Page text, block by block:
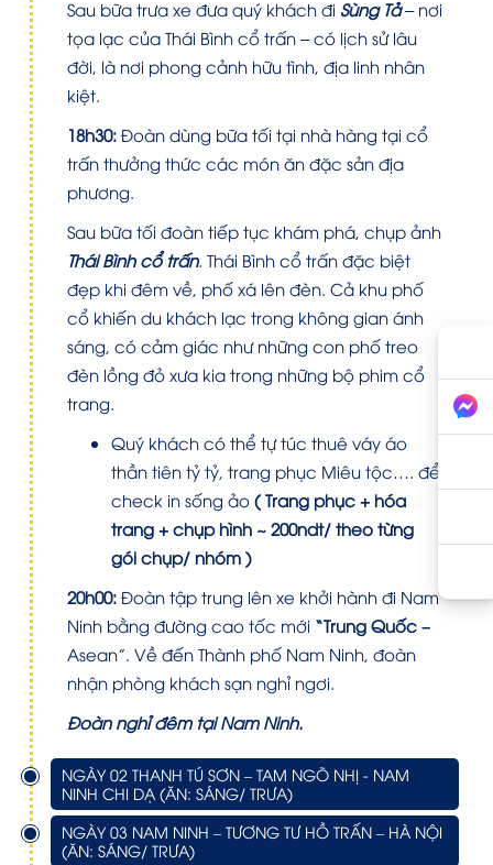
Sau bữa trưa xe đưa quý khách đi Sùng Tả– nơi
tọa lạc của Thái Bình cổ trấn – có lịch sử lâu
đời, là nơi phong cảnh hữu tình, địa linh nhân
kiệt.
18h30: Đoàn dùng bữa tối tại nhà hàng tại cổ
trấn thưởng thức các món ăn đặc sản địa
phương.
Sau bữa tối đoàn tiếp tục khám phá, chụp ảnh
Thái Bình cổ trấn. Thái Bình cổ trấn đặc biệt
đẹp khi đêm về, phố xá lên đèn. Cả khu phố
cổ khiến du khách lạc trong không gian ánh
sáng, có cảm giác như những con phố treo
đèn lồng đỏ xưa kia trong những bộ phim cổ
trang.
Quý khách có thể tự túc thuê váy áo
thần tiên tỷ tỷ, trang phục Miêu tộc…. để
check in sống ảo ( Trang phục + hóa
trang + chụp hình ~ 200ndt/ theo từng
gói chụp/ nhóm )
20h00: Đoàn tập trung lên xe khởi hành đi Nam
Ninh bằng đường cao tốc mới “Trung Quốc –
Asean”. Về đến Thành phố Nam Ninh, đoàn
nhận phòng khách sạn nghỉ ngơi.
Đoàn nghỉ đêm tại Nam Ninh.
NGÀY 02 THANH TÚ SƠN – TAM NGÕ NHỊ - NAM
NINH CHI DẠ (ĂN: SÁNG/ TRƯA)
NGÀY 03 NAM NINH – TƯƠNG TƯ HỒ TRẤN – HÀ NỘI
(ĂN: SÁNG/ TRƯA)